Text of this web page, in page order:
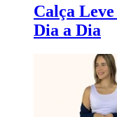
Calça
Dia a Dia